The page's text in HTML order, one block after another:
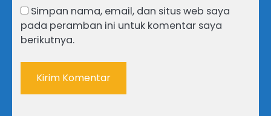
Simpan nama, email, dan situs web saya
pada peramban ini untuk komentar saya
berikutnya.